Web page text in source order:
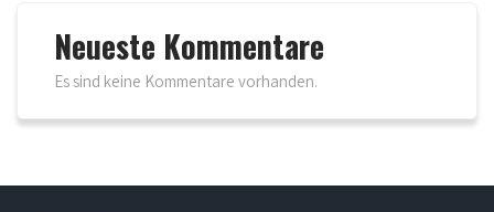
Neueste Kommentare
Es sind keine Kommentare vorhanden.